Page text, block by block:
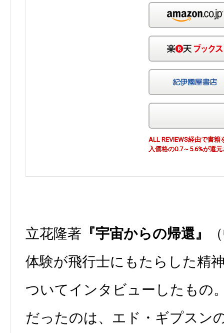
ALL REVIEWS経由で書
入価格の0.7～5.6%が還
立花隆著 『宇宙からの帰還』
体験が飛行士にもたらした精
ついてインタビューしたもの
だったのは、エド・ギプスン